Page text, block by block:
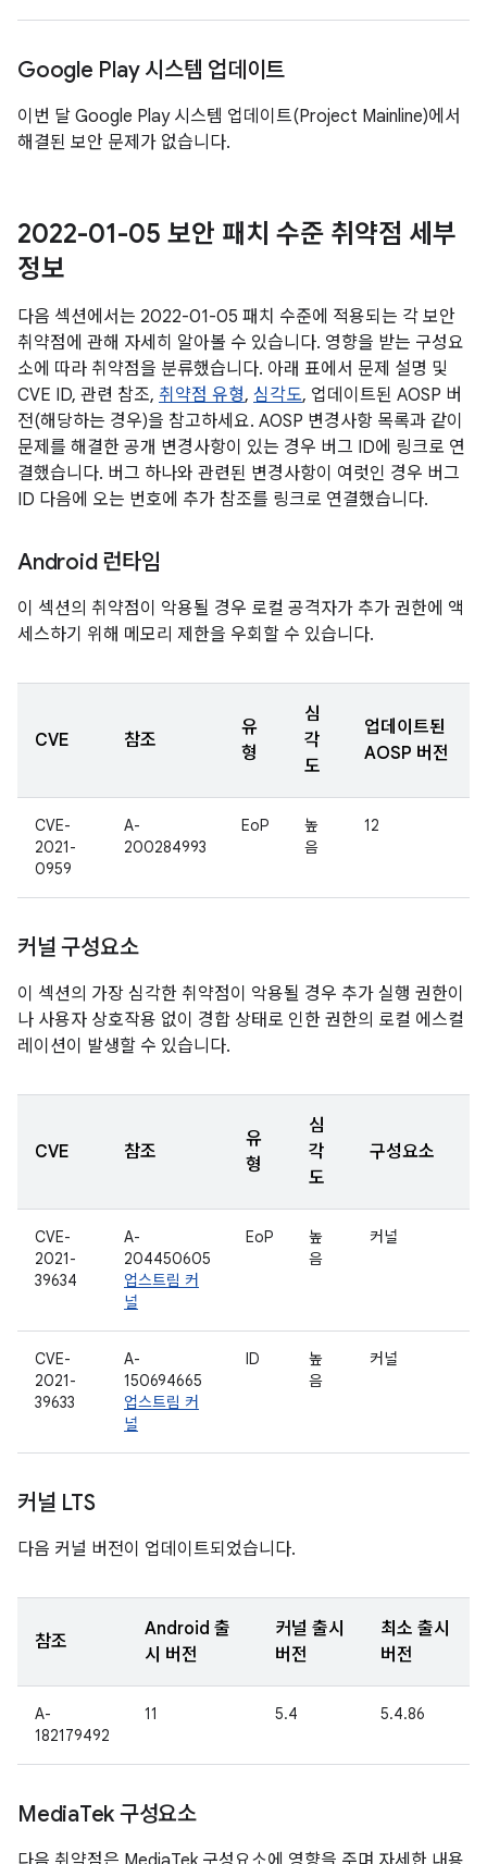
Google Play 시스템 업데이트
이번 달 Google Play 시스템 업데이트(Project Mainline)에서
해결된 보안 문제가 없습니다.
2022-01-05 보안 패치 수준 취약점 세부
정보
다음 섹션에서는 2022-01-05 패치 수준에 적용되는 각 보안
취약점에 관해 자세히 알아볼 수 있습니다. 영향을 받는 구성요
소에 따라 취약점을 분류했습니다. 아래 표에서 문제 설명 및
CVE ID, 관련 참조, 취약점 유형, 심각도, 업데이트된 AOSP 버
전(해당하는 경우)을 참고하세요. AOSP 변경사항 목록과 같이
문제를 해결한 공개 변경사항이 있는 경우 버그 ID에 링크로 연
결했습니다. 버그 하나와 관련된 변경사항이 여럿인 경우 버그
ID 다음에 오는 번호에 추가 참조를 링크로 연결했습니다.
Android 런타임
이 섹션의 취약점이 악용될 경우 로컬 공격자가 추가 권한에 액
세스하기 위해 메모리 제한을 우회할 수 있습니다.
CVE 참조
유
형
심
각
도
업데이트된
AOSP 버전
CVE-
2021-
0959
A-
200284993
EoP
높
음
12
커널 구성요소
이 섹션의 가장 심각한 취약점이 악용될 경우 추가 실행 권한이
나 사용자 상호작용 없이 경합 상태로 인한 권한의 로컬 에스컬
레이션이 발생할 수 있습니다.
CVE 참조
유
형
심
각
도
구성요소
CVE-
2021-
39634
A-
204450605
업스트림 커
널
EoP
높
음
커널
CVE-
2021-
39633
A-
150694665
업스트림 커
널
ID
높
음
커널
커널 LTS
다음 커널 버전이 업데이트되었습니다.
참조
Android 출
시 버전
커널 출시
버전
최소 출시
버전
A-
182179492
11 5.4 5.4.86
MediaTek 구성요소